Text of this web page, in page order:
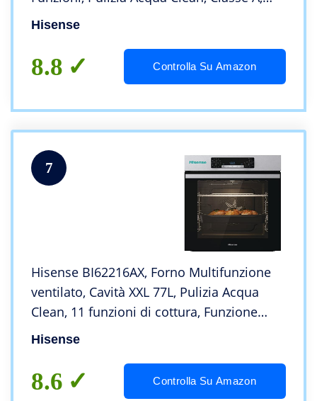
Timer di Fine Cottura, Preriscaldamento
AirFry
Hisense
8.8 Controlla Su Amazon
7
Hisense BI62216AX, Forno Multifunzione
ventilato, Cavità XXL 77L, Pulizia Acqua
Clean, 11 funzioni di cottura, Funzione
pizza 300°C, Display Led, Comandi Touch,
Hisense
8.6 Controlla Su Amazon